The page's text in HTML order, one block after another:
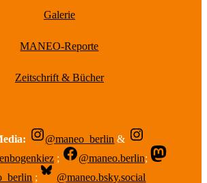
Galerie
MANEO-Reporte
Zeitschrift & Bücher
@maneo_berlin &
; @maneo.berlin;
; @maneo.bsky.social